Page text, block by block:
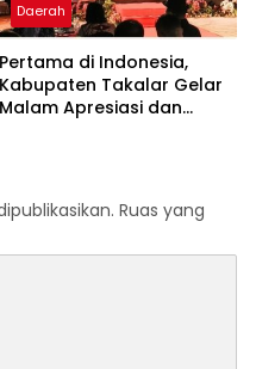
Daerah
Pertama di Indonesia,
Kabupaten Takalar Gelar
Malam Apresiasi dan
Berprestasi
Ruas yang